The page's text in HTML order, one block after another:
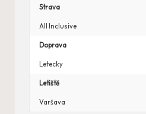
Strava
All Inclusive
Doprava
Letecky
Letiště
Varšava